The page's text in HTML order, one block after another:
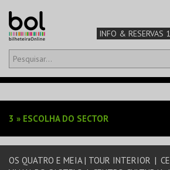
INFO & RESERVAS
Olá,iniciar sessão
TEATRO & ARTE
3 » ESCOLHA DO SECTOR
OS QUATRO E MEIA | TOUR INTERIOR |